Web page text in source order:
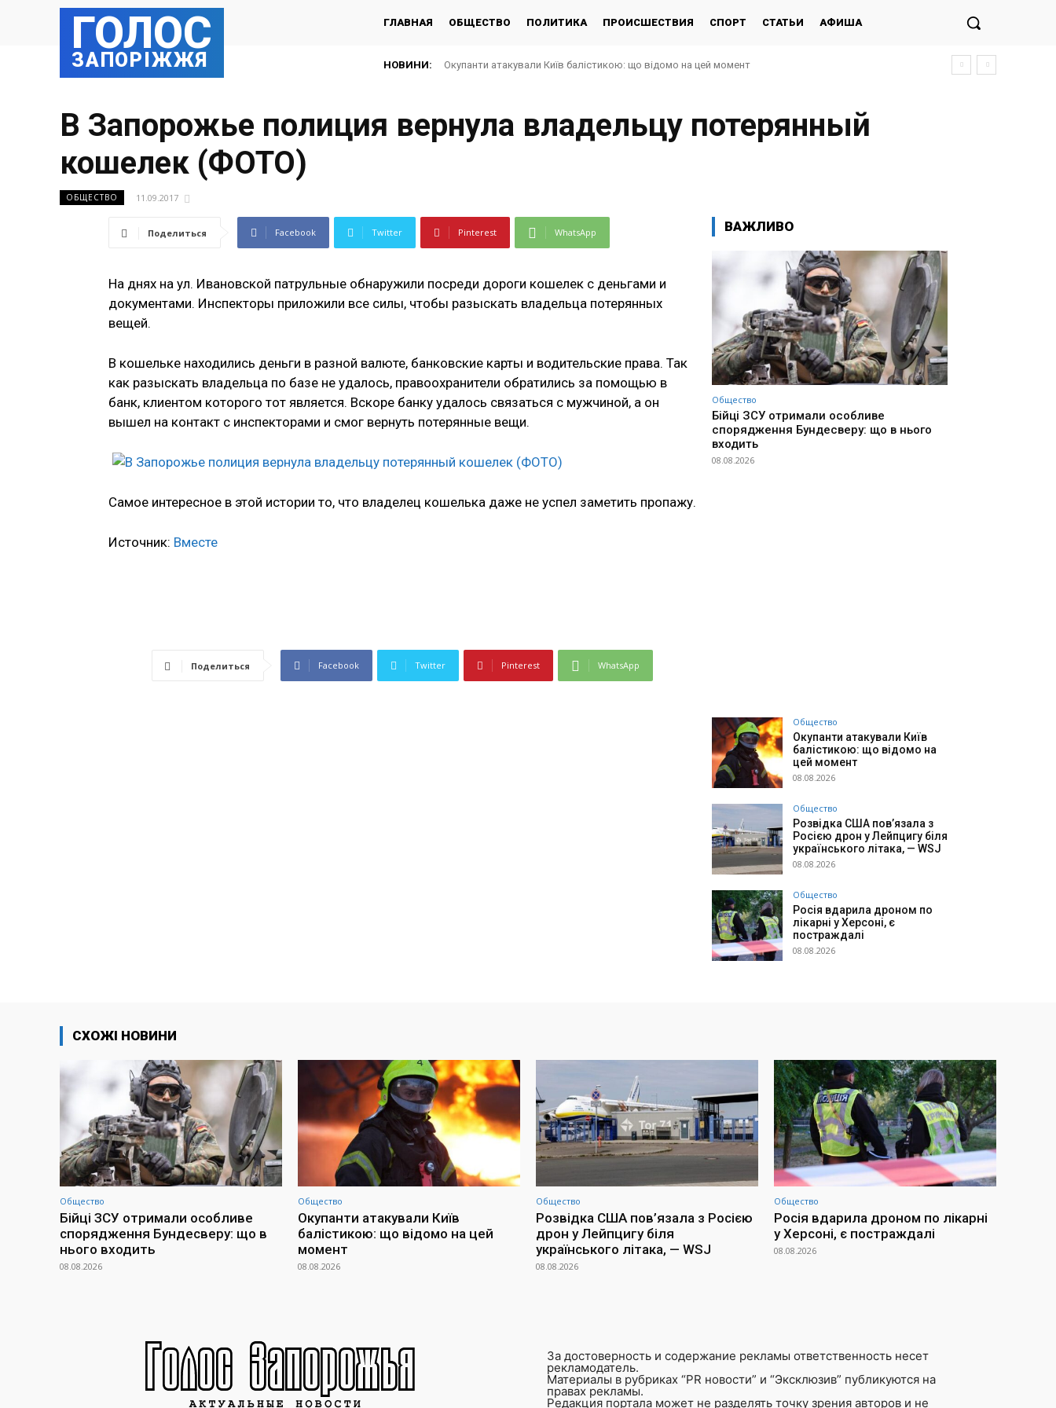
ГОЛОС
ЗАПОРІЖЖЯ
ГЛАВНАЯ ОБЩЕСТВО ПОЛИТИКА ПРОИСШЕСТВИЯ СПОРТ СТАТЬИ АФИША
НОВИНИ: Окупанти атакували Київ балістикою: що відомо на цей момент
В Запорожье полиция вернула владельцу потерянный
кошелек (ФОТО)
ОБЩЕСТВО 11.09.2017
Поделиться Facebook Twitter Pinterest WhatsApp
На днях на ул. Ивановской патрульные обнаружили посреди дороги кошелек с деньгами и
документами. Инспекторы приложили все силы, чтобы разыскать владельца потерянных
вещей.
В кошельке находились деньги в разной валюте, банковские карты и водительские права. Так
как разыскать владельца по базе не удалось, правоохранители обратились за помощью в
банк, клиентом которого тот является. Вскоре банку удалось связаться с мужчиной, а он
вышел на контакт с инспекторами и смог вернуть потерянные вещи.
Самое интересное в этой истории то, что владелец кошелька даже не успел заметить пропажу.
Источник: Вместе
Поделиться Facebook Twitter Pinterest WhatsApp
ВАЖЛИВО
Общество
Бійці ЗСУ отримали особливе
спорядження Бундесверу: що в нього
входить
08.08.2026
Общество
Окупанти атакували Київ
балістикою: що відомо на
цей момент
08.08.2026
Общество
Розвідка США пов’язала з
Росією дрон у Лейпцигу біля
українського літака, — WSJ
08.08.2026
Общество
Росія вдарила дроном по
лікарні у Херсоні, є
постраждалі
08.08.2026
СХОЖІ НОВИНИ
Общество
Бійці ЗСУ отримали особливе
спорядження Бундесверу: що в
нього входить
08.08.2026
Общество
Окупанти атакували Київ
балістикою: що відомо на цей
момент
08.08.2026
Общество
Розвідка США пов’язала з Росією
дрон у Лейпцигу біля
українського літака, — WSJ
08.08.2026
Общество
Росія вдарила дроном по лікарні
у Херсоні, є постраждалі
08.08.2026
За достоверность и содержание рекламы ответственность несет
рекламодатель.
Материалы в рубриках “PR новости” и “Эксклюзив” публикуются на
правах рекламы.
Редакция портала может не разделять точку зрения авторов и не